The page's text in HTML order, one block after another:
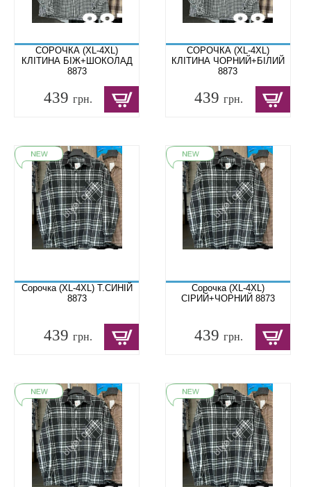
СОРОЧКА (XL-4XL)
КЛІТИНА БІЖ+ШОКОЛАД
8873
439 грн.
СОРОЧКА (XL-4XL)
КЛІТИНА ЧОРНИЙ+БІЛИЙ
8873
439грн.
Сорочка (XL-4XL) Т.СИНІЙ
8873
439 грн.
Сорочка (XL-4XL)
СІРИЙ+ЧОРНИЙ 8873
439грн.